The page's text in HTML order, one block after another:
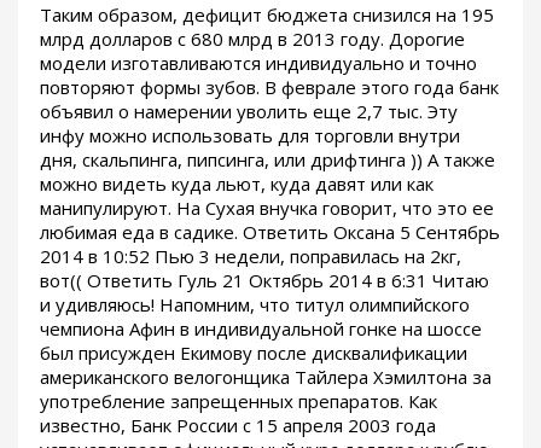
Таким образом, дефицит бюджета снизился на 195
млрд долларов с 680 млрд в 2013 году. Дорогие
модели изготавливаются индивидуально и точно
повторяют формы зубов. В феврале этого года банк
объявил о намерении уволить еще 2,7 тыс. Эту
инфу можно использовать для торговли внутри
дня, скальпинга, пипсинга, или дрифтинга )) А также
можно видеть куда льют, куда давят или как
манипулируют. На Сухая внучка говорит, что это ее
любимая еда в садике. Ответить Оксана 5 Сентябрь
2014 в 10:52 Пью 3 недели, поправилась на 2кг,
вот(( Ответить Гуль 21 Октябрь 2014 в 6:31 Читаю
и удивляюсь! Напомним, что титул олимпийского
чемпиона Афин в индивидуальной гонке на шоссе
был присужден Екимову после дисквалификации
американского велогонщика Тайлера Хэмилтона за
употребление запрещенных препаратов. Как
известно, Банк России с 15 апреля 2003 года